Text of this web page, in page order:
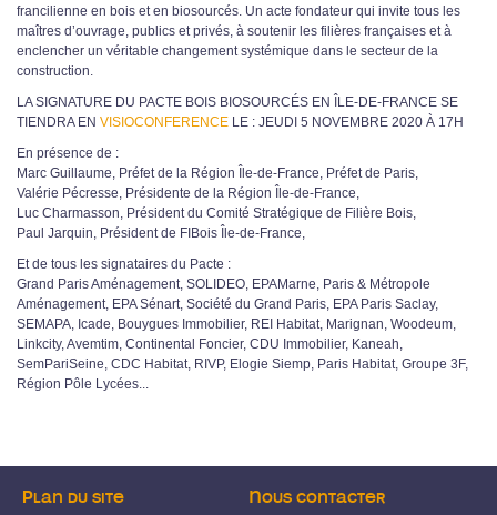
francilienne en bois et en biosourcés. Un acte fondateur qui invite tous les
maîtres d’ouvrage, publics et privés, à soutenir les filières françaises et à
enclencher un véritable changement systémique dans le secteur de la
construction.
LA SIGNATURE DU PACTE BOIS BIOSOURCÉS EN ÎLE-DE-FRANCE SE
TIENDRA EN VISIOCONFERENCE LE : JEUDI 5 NOVEMBRE 2020 À 17H
En présence de :
Marc Guillaume, Préfet de la Région Île-de-France, Préfet de Paris,
Valérie Pécresse, Présidente de la Région Île-de-France,
Luc Charmasson, Président du Comité Stratégique de Filière Bois,
Paul Jarquin, Président de FIBois Île-de-France,
Et de tous les signataires du Pacte :
Grand Paris Aménagement, SOLIDEO, EPAMarne, Paris & Métropole
Aménagement, EPA Sénart, Société du Grand Paris, EPA Paris Saclay,
SEMAPA, Icade, Bouygues Immobilier, REI Habitat, Marignan, Woodeum,
Linkcity, Avemtim, Continental Foncier, CDU Immobilier, Kaneah,
SemPariSeine, CDC Habitat, RIVP, Elogie Siemp, Paris Habitat, Groupe 3F,
Région Pôle Lycées...
Plan du site
Nous contacter